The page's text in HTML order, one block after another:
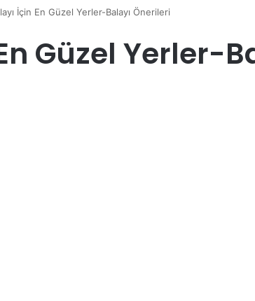
İçin En Güzel Yerler-Balayı Önerileri
Güzel Yerler-